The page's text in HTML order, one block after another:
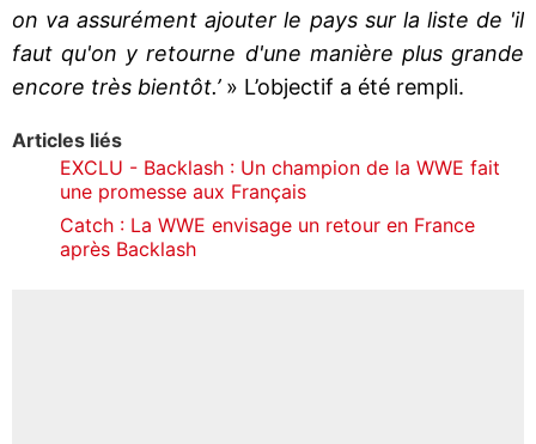
on va assurément ajouter le pays sur la liste de 'il
faut qu'on y retourne d'une manière plus grande
encore très bientôt.’» L’objectif a été rempli.
Articles liés
EXCLU - Backlash : Un champion de la WWE fait
une promesse aux Français
Catch : La WWE envisage un retour en France
après Backlash